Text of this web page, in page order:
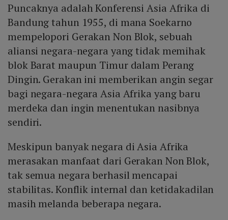
Puncaknya adalah Konferensi Asia Afrika di
Bandung tahun 1955, di mana Soekarno
mempelopori Gerakan Non Blok, sebuah
aliansi negara-negara yang tidak memihak
blok Barat maupun Timur dalam Perang
Dingin. Gerakan ini memberikan angin segar
bagi negara-negara Asia Afrika yang baru
merdeka dan ingin menentukan nasibnya
sendiri.
Meskipun banyak negara di Asia Afrika
merasakan manfaat dari Gerakan Non Blok,
tak semua negara berhasil mencapai
stabilitas. Konflik internal dan ketidakadilan
masih melanda beberapa negara.